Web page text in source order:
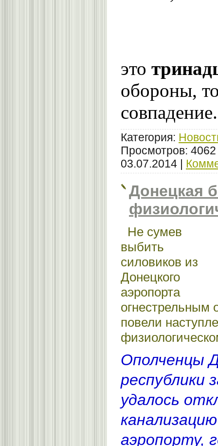
это
обороны,
Категория:
Просмотров:
03.07.2014
Донецкая
Не сумев
выбить
силовиков из
Донецкого
аэропорта
огнестрельным
повели
Ополченцы
республики
удалось
аэропорту,